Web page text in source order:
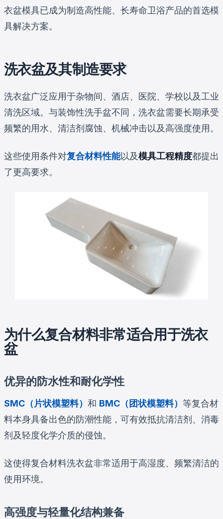
衣盆模具已成为制造高性能、长寿命卫浴产品的首选模
具解决方案。
洗衣盆及其制造要求
洗衣盆广泛应用于杂物间、酒店、医院、学校以及工业
清洗区域。与装饰性洗手盆不同，洗衣盆需要长期承受
频繁的用水、清洁剂腐蚀、机械冲击以及高强度使用。
这些使用条件对复合材料性能以及模具工程精度都提出
了更高要求。
为什么复合材料非常适合用于洗衣
盆
优异的防水性和耐化学性
SMC（片状模塑料） 和 BMC（团状模塑料） 等复合材
料本身具备出色的防潮性能，可有效抵抗清洁剂、消毒
剂及轻度化学介质的侵蚀。
这使得复合材料洗衣盆非常适用于高湿度、频繁清洁的
使用环境。
高强度与轻量化结构兼备